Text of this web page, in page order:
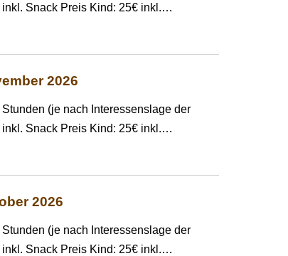
Snack Preis Kind: 25€ inkl.…
2026
(je nach Interessenslage der
Snack Preis Kind: 25€ inkl.…
2026
(je nach Interessenslage der
Snack Preis Kind: 25€ inkl.…